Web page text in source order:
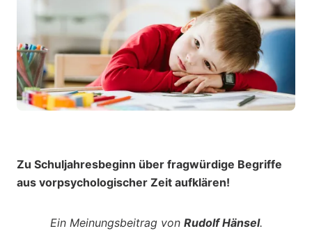
Zu Schuljahresbeginn über fragwürdige Begriffe
aus vorpsychologischer Zeit aufklären!
Ein Meinungsbeitrag von Rudolf Hänsel.